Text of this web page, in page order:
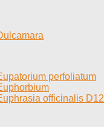
perfoliatum
officinalis D12